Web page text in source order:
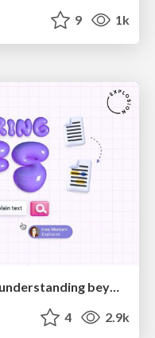
9 1k
4 2.9k